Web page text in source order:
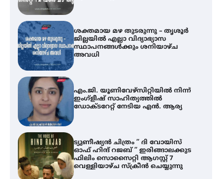
ശക്തമായ മഴ തുടരുന്നു – തൃശൂർ
ജില്ലയിൽ എല്ലാ വിദ്യാഭ്യാസ
സ്ഥാപനങ്ങൾക്കും ശനിയാഴ്ച
അവധി
എം.ജി. യൂണിവേഴ്‌സിറ്റിയിൽ നിന്ന്
ഇംഗ്ളീഷ് സാഹിത്യത്തിൽ
ഡോക്ടറേറ്റ് നേടിയ എൻ. ആര്യ
ട്യുണീഷ്യൻ ചിത്രം ” ദി വോയിസ്
ഓഫ് ഹിന്ദ് റജബ് ” ഇരിങ്ങാലക്കുട
ഫിലിം സൊസൈറ്റി ആഗസ്റ്റ് 7
വെള്ളിയാഴ്ച സ്‌ക്രീൻ ചെയ്യുന്നു